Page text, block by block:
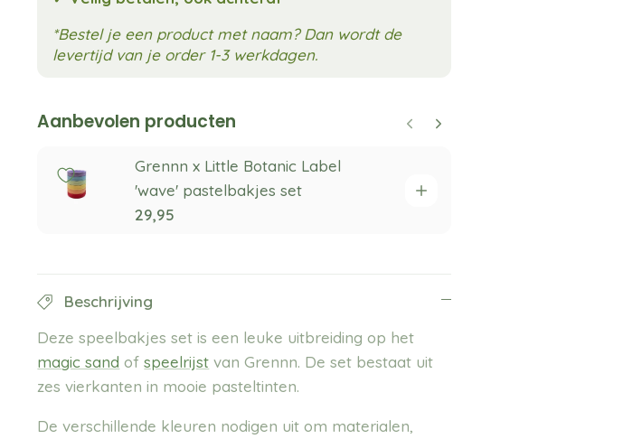
*Bestel je een product met naam? Dan wordt de
levertijd van je order 1-3 werkdagen.
Aanbevolen producten
Grennn x Little Botanic Label
'wave' pastelbakjes set
29,95
Beschrijving
Deze speelbakjes set is een leuke uitbreiding op het
magic sand ofspeelrijst van Grennn. De set bestaat uit
zes vierkanten in mooie pasteltinten.
De verschillende kleuren nodigen uit om materialen,